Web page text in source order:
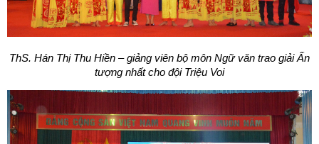
ThS. Hán Thị Thu Hiền – giảng viên bộ môn Ngữ văn trao giải Ấn
tượng nhất cho đội Triệu Voi